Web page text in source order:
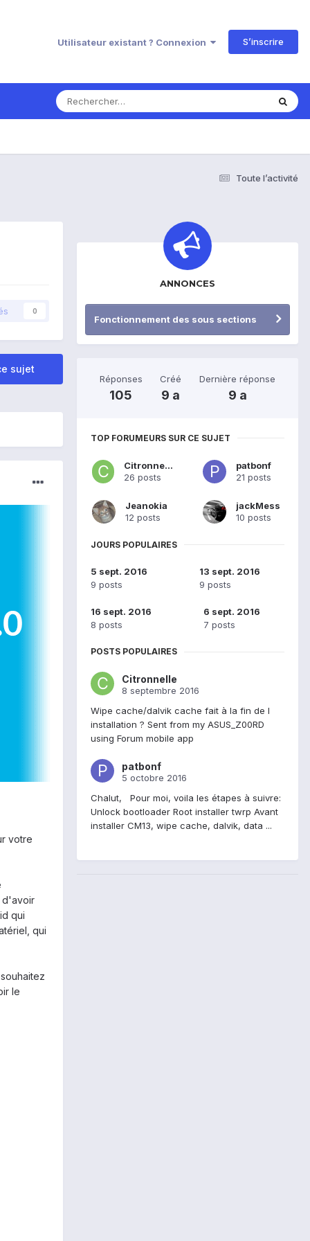
Utilisateur existant ? Connexion S’inscrire
Toute l’activité
0
sujet
votre
d'avoir
qui
qui
le
ANNONCES
Fonctionnement des sous sections
Réponses
105
Créé
9 a
Dernière réponse
9 a
TOP FORUMEURS SUR CE SUJET
Citronnelle
26 posts
patbonf
21 posts
Jeanokia
12 posts
jackMess
10 posts
JOURS POPULAIRES
5 sept. 2016
9 posts
13 sept. 2016
9 posts
16 sept. 2016
8 posts
6 sept. 2016
7 posts
POSTS POPULAIRES
Citronnelle
8 septembre 2016
Wipe cache/dalvik cache fait à la fin de l
installation ? Sent from my ASUS_Z00RD
using Forum mobile app
patbonf
5 octobre 2016
Chalut, Pour moi, voila les étapes à suivre:
Unlock bootloader Root installer twrp Avant
installer CM13, wipe cache, dalvik, data ...